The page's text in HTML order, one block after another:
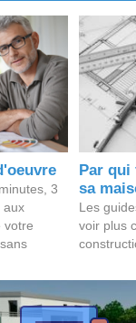
3
aux
votre
Par
sa
Les
voir plus